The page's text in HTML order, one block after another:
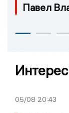
Павел
05/08 20:43